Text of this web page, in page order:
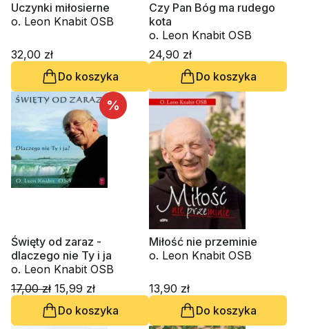
Uczynki miłosierne
o. Leon Knabit OSB
32,00 zł
Do koszyka
Czy Pan Bóg ma rudego
kota
o. Leon Knabit OSB
24,90 zł
Do koszyka
%
Święty od zaraz -
dlaczego nie Ty i ja
o. Leon Knabit OSB
17,00 zł 15,99 zł
Do koszyka
Miłość nie przeminie
o. Leon Knabit OSB
13,90 zł
Do koszyka